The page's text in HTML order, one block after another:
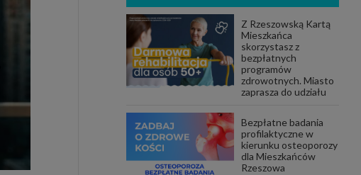
Z Rzeszowską Kartą
Mieszkańca
skorzystasz z
bezpłatnych
programów
zdrowotnych. Miasto
zaprasza do udziału
Bezpłatne badania
profilaktyczne w
kierunku osteoporozy
dla Mieszkańców
Rzeszowa